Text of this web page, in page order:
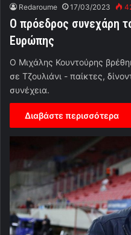
Redaroume 17/03/2023
Ο πρόεδρος συνεχάρη
Ευρώπης
Ο Μιχάλης Κουντούρης
σε Τζουλιάνι - παίκτες,
συνέχεια.
Διαβάστε περισσότερα